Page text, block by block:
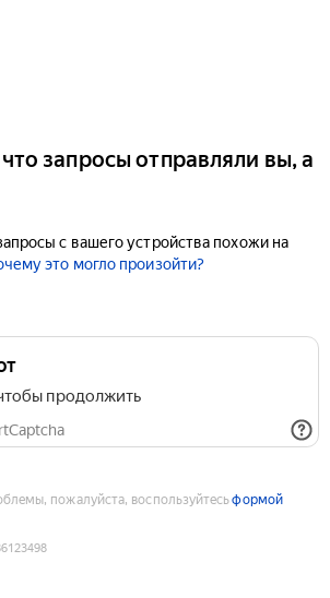
запросы отправляли вы, а
с вашего устройства похожи на
это могло произойти?
продолжить
пожалуйста, воспользуйтесьформой